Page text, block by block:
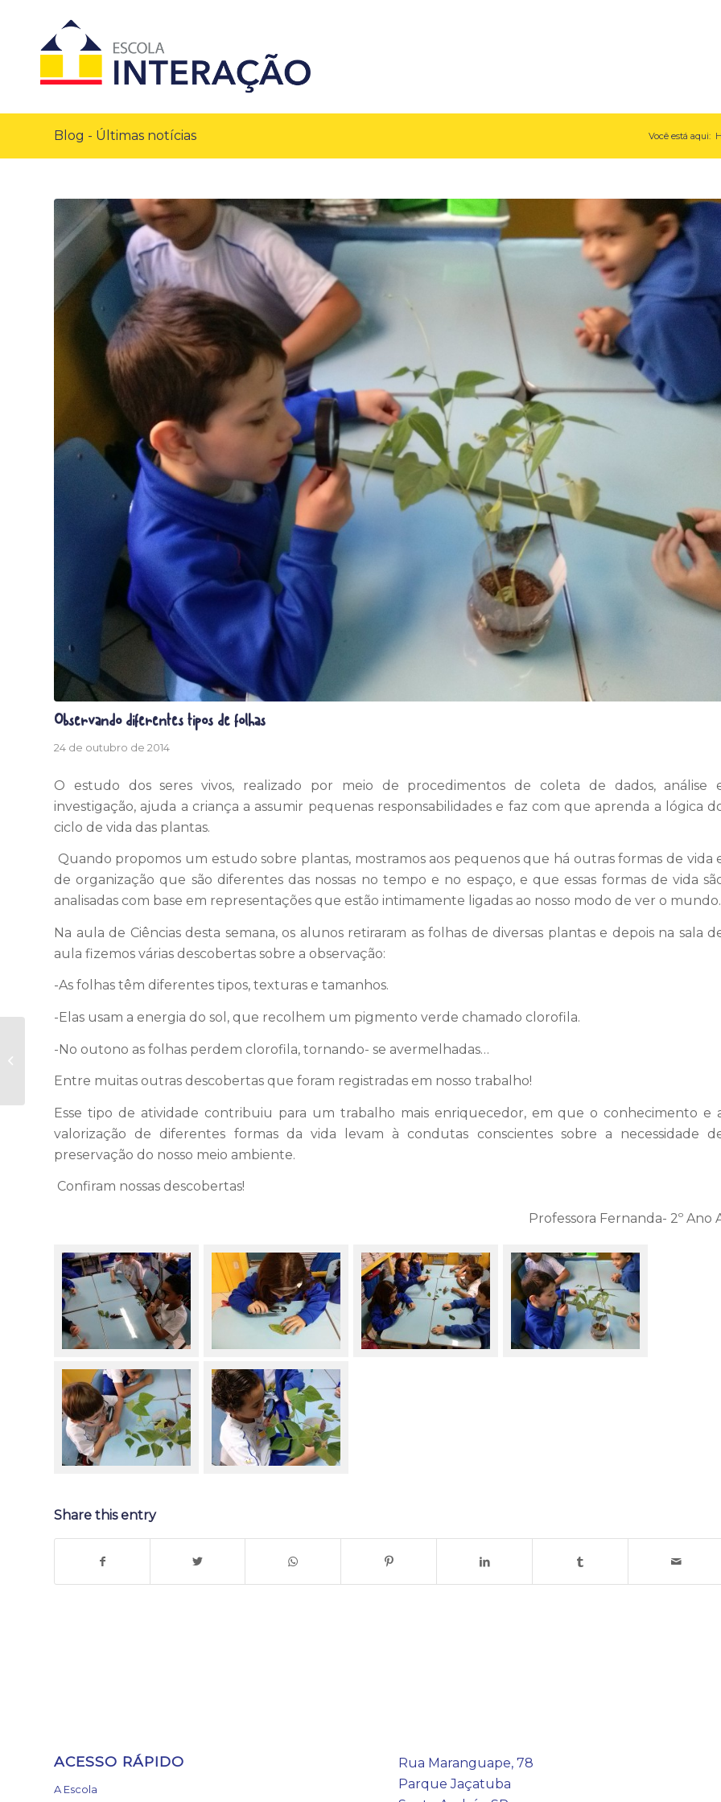
Blog - Últimas notícias Você está aqui:
Observando diferentes tipos de folhas
24 de outubro de 2014
O estudo dos seres vivos, realizado por meio de procedimentos de coleta de dados, análise
investigação, ajuda a criança a assumir pequenas responsabilidades e faz com que aprenda a lógica
ciclo de vida das plantas.
Quando propomos um estudo sobre plantas, mostramos aos pequenos que há outras formas de vida
de organização que são diferentes das nossas no tempo e no espaço, e que essas formas de vida
analisadas com base em representações que estão intimamente ligadas ao nosso modo de ver o mundo.
Na aula de Ciências desta semana, os alunos retiraram as folhas de diversas plantas e depois na sala
aula fizemos várias descobertas sobre a observação:
-As folhas têm diferentes tipos, texturas e tamanhos.
-Elas usam a energia do sol, que recolhem um pigmento verde chamado clorofila.
-No outono as folhas perdem clorofila, tornando- se avermelhadas…
Entre muitas outras descobertas que foram registradas em nosso trabalho!
Esse tipo de atividade contribuiu para um trabalho mais enriquecedor, em que o conhecimento e
valorização de diferentes formas da vida levam à condutas conscientes sobre a necessidade
preservação do nosso meio ambiente.
Confiram nossas descobertas!
Professora Fernanda- 2º Ano
Share this entry
ACESSO RÁPIDO
A Escola
Rua Maranguape, 78
Parque Jaçatuba
Aquário de São
– 1° Ano